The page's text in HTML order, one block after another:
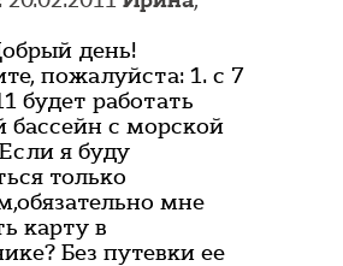
день!
пожалуйста: 1. с 7
будет работать
бассейн с морской
я буду
только
мне
карту в
Без путевки ее